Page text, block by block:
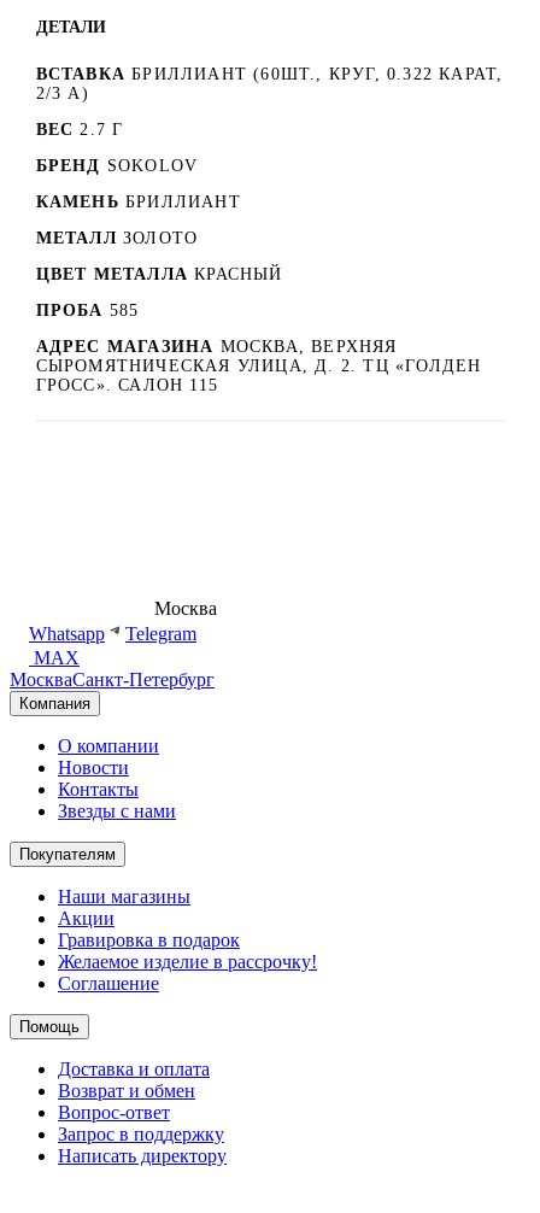
ДЕТАЛИ
ВСТАВКА БРИЛЛИАНТ (60ШТ., КРУГ, 0.322 КАРАТ,
2/3 А)
ВЕС 2.7 Г
БРЕНД SOKOLOV
КАМЕНЬ БРИЛЛИАНТ
МЕТАЛЛ ЗОЛОТО
ЦВЕТ МЕТАЛЛА КРАСНЫЙ
ПРОБА 585
АДРЕС МАГАЗИНА МОСКВА, ВЕРХНЯЯ
СЫРОМЯТНИЧЕСКАЯ УЛИЦА, Д. 2. ТЦ «ГОЛДЕН
ГРОСС». САЛОН 115
Москва
Whatsapp
Telegram
MAX
МоскваСанкт-Петербург
Компания
О компании
Новости
Контакты
Звезды с нами
Покупателям
Наши магазины
Акции
Гравировка в подарок
Желаемое изделие в рассрочку!
Соглашение
Помощь
Доставка и оплата
Возврат и обмен
Вопрос-ответ
Запрос в поддержку
Написать директору